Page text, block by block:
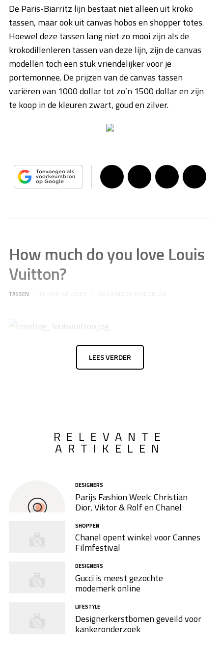
De Paris-Biarritz lijn bestaat niet alleen uit kroko
tassen, maar ook uit canvas hobos en shopper totes.
Hoewel deze tassen lang niet zo mooi zijn als de
krokodillenleren tassen van deze lijn, zijn de canvas
modellen toch een stuk vriendelijker voor je
portemonnee. De prijzen van de canvas tassen
variëren van 1000 dollar tot zo’n 1500 dollar en zijn
te koop in de kleuren zwart, goud en zilver.
How much do you love Louis
Vuitton?
TASSEN
LEES VERDER
RELEVANTE
ARTIKELEN
DESIGNERS
Parijs Fashion Week: Christian
Dior, Viktor & Rolf en Chanel
SHOPPEN
Chanel opent winkel voor Cannes
Filmfestival
DESIGNERS
Gucci is meest gezochte
modemerk online
LIFESTYLE
Designerkerstbomen geveild voor
kankeronderzoek